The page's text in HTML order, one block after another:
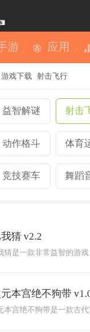
游 应用
游戏下载 射击飞行
益智解谜 射击
动作格斗 体育
竞技赛车 舞蹈
猜 v2.2
猜是一款非常益智的游
本宫绝不狗带
本宫绝不狗带是一款古